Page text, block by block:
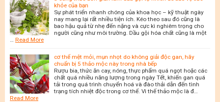
khỏe của bạn
Sự phát triển nhanh chóng của khoa học – kỹ thuật ngày
nay mang lại rất nhiều tiện ích. Kéo theo sau đó cũng là
bao hậu quả từ nhẹ đến nặng và cực kì nghiêm trọng cho
người cũng như môi trường. Dầu gội hóa chất cũng là một
… Read More
cơ thể mệt mỏi, mụn nhọt do không giải độc gan, hãy
chuẩn bị 5 thảo mộc này trong nhà bếp
Rượu bia, thức ăn cay, nóng, thực phẩm quá ngọt hoặc các
chất quá nhiều năng lượng trong ngày Tết, khiến gan quá
tải trong quá trình chuyển hoá và đào thải dẫn đến tình
trạng tích nhiệt độc trong cơ thể. Vì thế thảo mộc là đ…
Read More